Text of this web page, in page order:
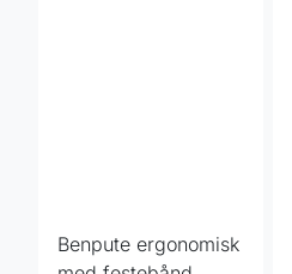
Benpute ergonomisk